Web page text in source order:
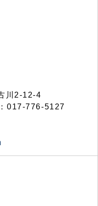
川2-12-4
017-776-5127